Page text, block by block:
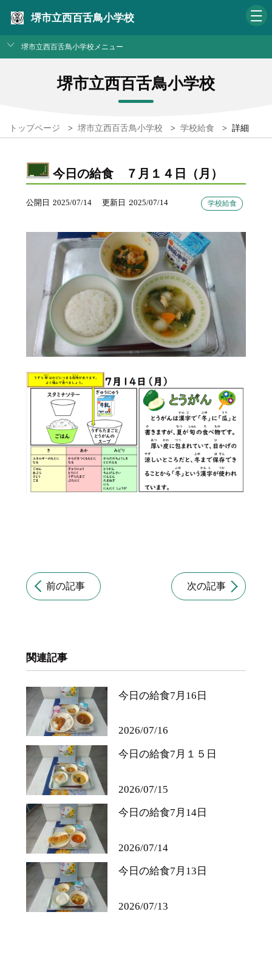
堺市立西百舌鳥小学校
堺市立西百舌鳥小学校メニュー
堺市立西百舌鳥小学校
トップページ > 堺市立西百舌鳥小学校 > 学校給食 > 詳細
今日の給食 ７月１４日（月）
公開日 2025/07/14 更新日 2025/07/14 学校給食
前の記事 次の記事
関連記事
今日の給食7月16日
2026/07/16
今日の給食7月１５日
2026/07/15
今日の給食7月14日
2026/07/14
今日の給食7月13日
2026/07/13